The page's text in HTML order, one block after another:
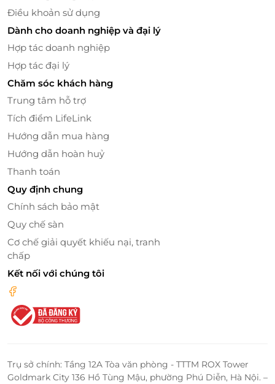
trong từng khoảnh khắc.
Tiện nghi & không gian riêng tư nổi bật
Phòng ngủ thoáng đãng, nội thất cao cấp được
lựa chọn kỹ lưỡng.
Khu vực tiếp khách tách biệt, mang lại sự riêng
tư tối đa.
Thiết kế phòng mang đến cảm giác thư thái, lý
Điều khoản sử dụng
Dành cho doanh nghiệp và đại lý
Hợp tác doanh nghiệp
Hợp tác đại lý
Chăm sóc khách hàng
Trung tâm hỗ trợ
Tích điểm LifeLink
Hướng dẫn mua hàng
Hướng dẫn hoàn huỷ
Thanh toán
Quy định chung
Chính sách bảo mật
Quy chế sàn
Cơ chế giải quyết khiếu nại, tranh
chấp
Kết nối với chúng tôi
Trụ sở chính: Tầng 12A Tòa văn phòng - TTTM ROX Tower
Goldmark City 136 Hồ Tùng Mậu, phường Phú Diễn, Hà Nội. –